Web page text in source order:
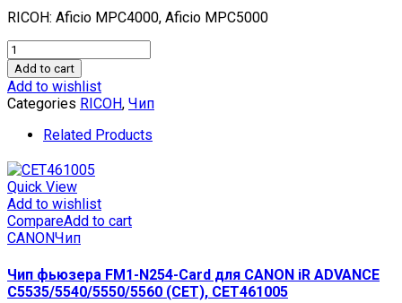
RICOH: Aficio MPC4000, Aficio MPC5000
Чип
картриджа
для
RICOH
Aficio
MPC4000/MPC5000
Cyan,
(WW),
17000
стр.,
CET8292
Add to cart
Add to wishlist
Categories RICOH, Чип
Related Products
Quick View
Add to wishlist
CompareAdd to cart
CANONЧип
Чип фьюзера FM1-N254-Card для CANON iR ADVANCE
C5535/5540/5550/5560 (CET), CET461005